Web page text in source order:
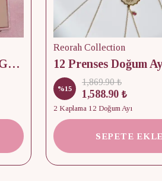
12 Dancing Princess 925 Gümüş/ Kolye, Küpe ve Yüzük Set
Reorah Collection
%15
1,869.90 ₺
1,588.90 ₺
2 Kaplama 12 Doğum Ayı
SEPETE EKLE